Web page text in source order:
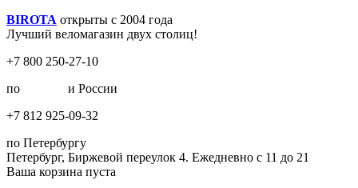
BIROTA открыты с 2004 года
Лучший веломагазин двух столиц!
+7 800 250-27-10
по
и России
+7 812 925-09-32
по Петербургу
Петербург, Биржевой переулок 4. Ежедневно с 11 до 21
Ваша корзина пуста